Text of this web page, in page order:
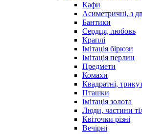
Кафи
Асиметричні, з
Бантики
Сердця, любовь
Краплі
Імітація бірюзи
Імітація перлин
Предмети
Комахи
Квадратні,
Пташки
Імітація золота
Люди, частини
Квіточки різні
Вечірні